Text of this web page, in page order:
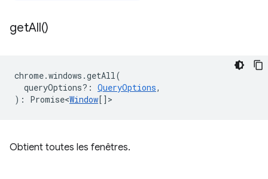
getAll()
chrome.windows .getAll(
queryOptions? : QueryOptions,
) : Promise<Window[] >
Obtient toutes les fenêtres.